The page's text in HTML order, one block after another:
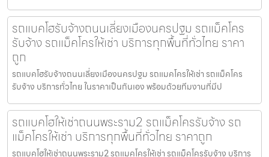
รถแบคโฮรับจ้างถนนเลี่ยงเมืองนครปฐม รถแม็คโคร
รับจ้าง รถแม็คโครให้เช่า บริการทุกพื้นที่ทั่วไทย ราคา
ถูก
รถแบคโฮรับจ้างถนนเลี่ยงเมืองนครปฐม รถแมคโครให้เช่า รถแม็คโคร
รับจ้าง บริการทั่วไทย ในราคาเป็นกันเอง พร้อมด้วยทีมงานที่มีป
รถแบคโฮให้เช่าถนนพระราม2 รถแม็คโครรับจ้าง รถ
แม็คโครให้เช่า บริการทุกพื้นที่ทั่วไทย ราคาถูก
รถแบคโฮให้เช่าถนนพระราม2 รถแมคโครให้เช่า รถแม็คโครรับจ้าง บริการ